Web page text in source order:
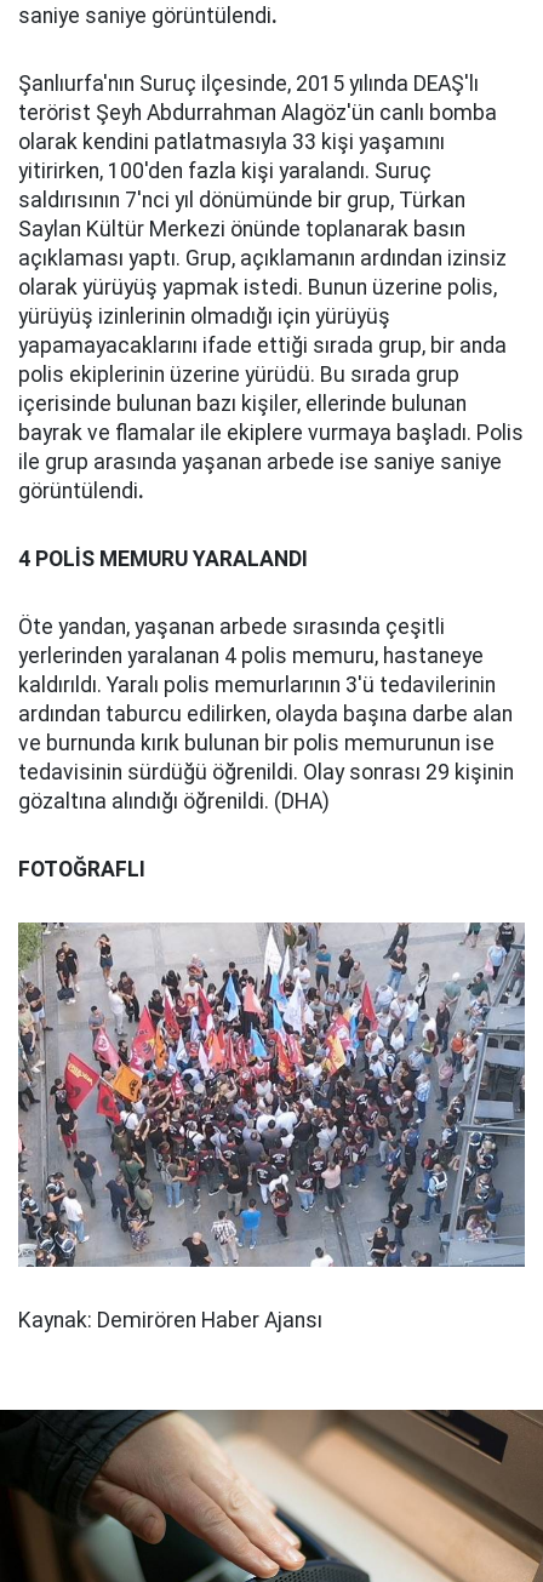
saniye saniye görüntülendi.
Şanlıurfa'nın Suruç ilçesinde, 2015 yılında DEAŞ'lı
terörist Şeyh Abdurrahman Alagöz'ün canlı bomba
olarak kendini patlatmasıyla 33 kişi yaşamını
yitirirken, 100'den fazla kişi yaralandı. Suruç
saldırısının 7'nci yıl dönümünde bir grup, Türkan
Saylan Kültür Merkezi önünde toplanarak basın
açıklaması yaptı. Grup, açıklamanın ardından izinsiz
olarak yürüyüş yapmak istedi. Bunun üzerine polis,
yürüyüş izinlerinin olmadığı için yürüyüş
yapamayacaklarını ifade ettiği sırada grup, bir anda
polis ekiplerinin üzerine yürüdü. Bu sırada grup
içerisinde bulunan bazı kişiler, ellerinde bulunan
bayrak ve flamalar ile ekiplere vurmaya başladı. Polis
ile grup arasında yaşanan arbede ise saniye saniye
görüntülendi.
4 POLİS MEMURU YARALANDI
Öte yandan, yaşanan arbede sırasında çeşitli
yerlerinden yaralanan 4 polis memuru, hastaneye
kaldırıldı. Yaralı polis memurlarının 3'ü tedavilerinin
ardından taburcu edilirken, olayda başına darbe alan
ve burnunda kırık bulunan bir polis memurunun ise
tedavisinin sürdüğü öğrenildi. Olay sonrası 29 kişinin
gözaltına alındığı öğrenildi. (DHA)
FOTOĞRAFLI
Kaynak: Demirören Haber Ajansı